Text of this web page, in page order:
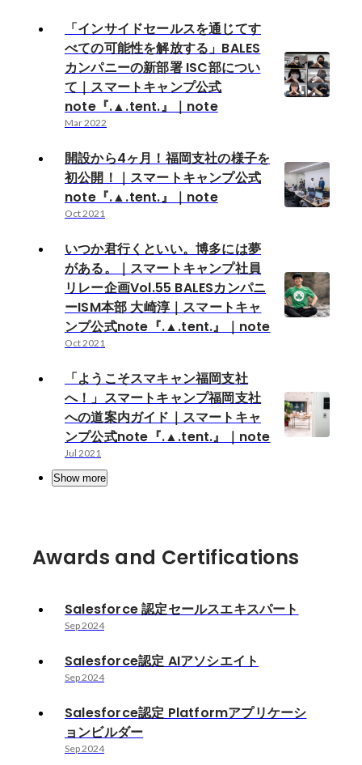
「インサイドセールスを通じてす
べての可能性を解放する」BALES
カンパニーの新部署 ISC部につい
て｜スマートキャンプ公式
note『.▲.tent.』｜note
Mar 2022
開設から4ヶ月！福岡支社の様子を
初公開！｜スマートキャンプ公式
note『.▲.tent.』｜note
Oct 2021
いつか君行くといい。博多には夢
がある。｜スマートキャンプ社員
リレー企画Vol.55 BALESカンパニ
ーISM本部 大崎淳｜スマートキャ
ンプ公式note『.▲.tent.』｜note
Oct 2021
「ようこそスマキャン福岡支社
へ！」スマートキャンプ福岡支社
への道案内ガイド｜スマートキャ
ンプ公式note『.▲.tent.』｜note
Jul 2021
Show more
Awards and Certifications
Salesforce 認定セールスエキスパート
Sep 2024
Salesforce認定 AIアソシエイト
Sep 2024
Salesforce認定 Platformアプリケーシ
ョンビルダー
Sep 2024